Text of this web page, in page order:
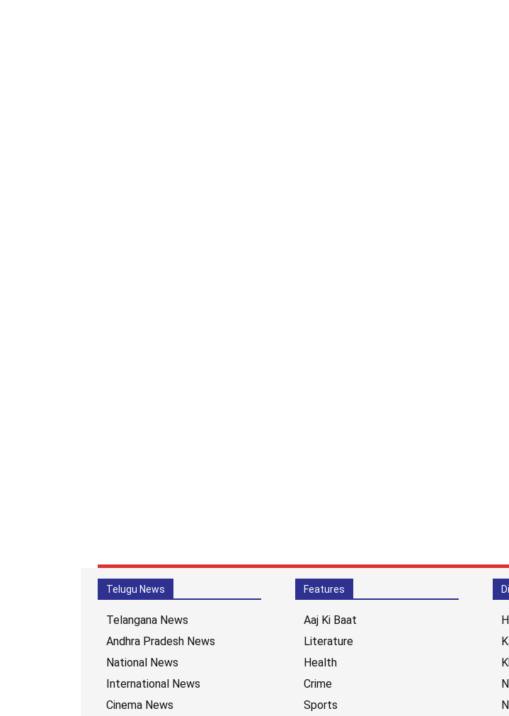
Telugu News
Telangana News
Andhra Pradesh News
National News
International News
Cinema News
Features
Aaj Ki Baat
Literature
Health
Crime
Sports